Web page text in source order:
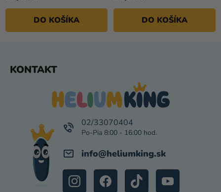
DO KOŠÍKA DO KOŠÍKA
KONTAKT
info@heliumking.sk
02/33070404